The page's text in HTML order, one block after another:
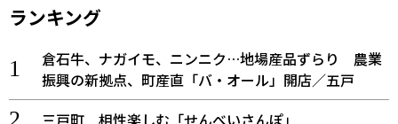
ランキング
倉石牛、ナガイモ、ニンニク…地場産品ずらり 農業
振興の新拠点、町産直「バ・オール」開店／五戸
三戸町 相性楽しむ「せんべいさんぽ」